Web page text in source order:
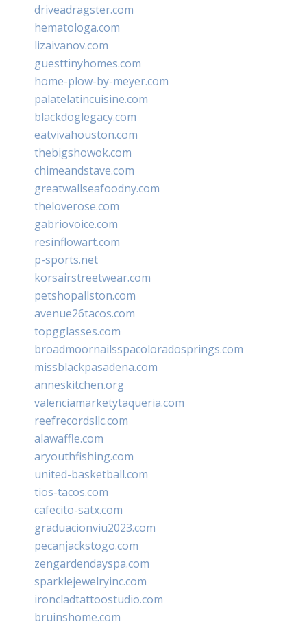
driveadragster.com
hematologa.com
lizaivanov.com
guesttinyhomes.com
home-plow-by-meyer.com
palatelatincuisine.com
blackdoglegacy.com
eatvivahouston.com
thebigshowok.com
chimeandstave.com
greatwallseafoodny.com
theloverose.com
gabriovoice.com
resinflowart.com
p-sports.net
korsairstreetwear.com
petshopallston.com
avenue26tacos.com
topgglasses.com
broadmoornailsspacoloradosprings.com
missblackpasadena.com
anneskitchen.org
valenciamarketytaqueria.com
reefrecordsllc.com
alawaffle.com
aryouthfishing.com
united-basketball.com
tios-tacos.com
cafecito-satx.com
graduacionviu2023.com
pecanjackstogo.com
zengardendayspa.com
sparklejewelryinc.com
ironcladtattoostudio.com
bruinshome.com